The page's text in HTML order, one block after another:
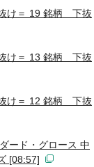
け＝ 19 銘柄 下抜
け＝ 13 銘柄 下抜
け＝ 12 銘柄 下抜
ード・グロース 中
[08:57]